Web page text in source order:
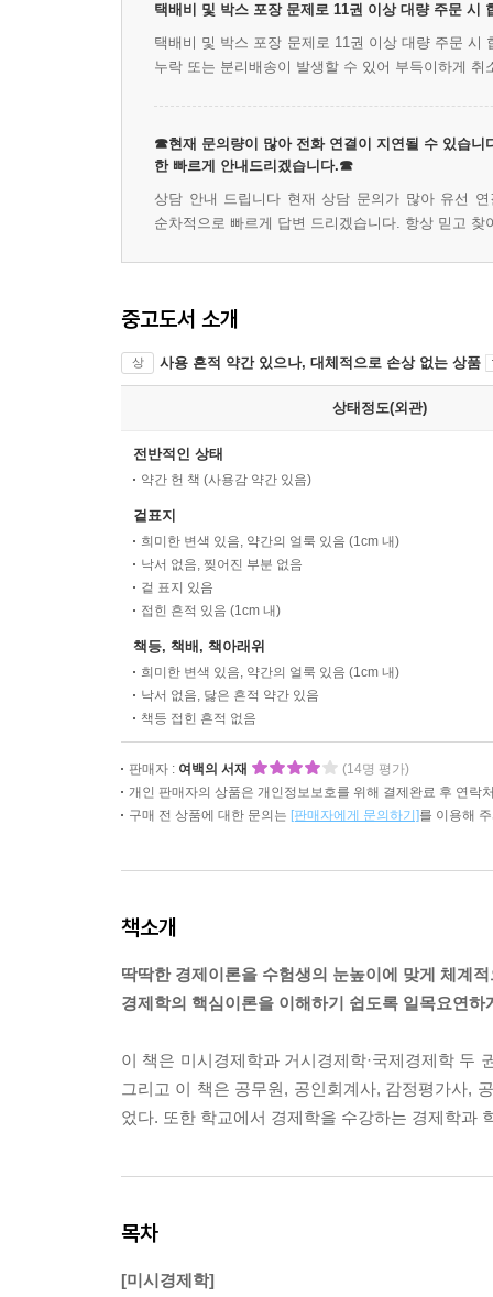
택배비 및 박스 포장 문제로 11권 이상 대량 주문 시
택배비 및 박스 포장 문제로 11권 이상 대량 주문
누락 또는 분리배송이 발생할 수 있어 부득이하게 취
☎현재 문의량이 많아 전화 연결이 지연될 수 있습니
한 빠르게 안내드리겠습니다.☎
상담 안내 드립니다 현재 상담 문의가 많아 유선
순차적으로 빠르게 답변 드리겠습니다. 항상 믿고
중고도서 소개
상 사용 흔적 약간 있으나, 대체적으로 손상 없는 상품
상태정도(외관)
전반적인 상태
약간 헌 책 (사용감 약간 있음)
겉표지
희미한 변색 있음, 약간의 얼룩 있음 (1cm 내)
낙서 없음, 찢어진 부분 없음
겉 표지 있음
접힌 흔적 있음 (1cm 내)
책등, 책배, 책아래위
희미한 변색 있음, 약간의 얼룩 있음 (1cm 내)
낙서 없음, 닳은 흔적 약간 있음
책등 접힌 흔적 없음
판매자 : 여백의 서재
(14명 평가)
개인 판매자의 상품은 개인정보보호를 위해 결제완료 후 연락
구매 전 상품에 대한 문의는 [판매자에게 문의하기]를 이용해
책소개
딱딱한 경제이론을 수험생의 눈높이에 맞게 체계
경제학의 핵심이론을 이해하기 쉽도록 일목요연하
이 책은 미시경제학과 거시경제학·국제경제학 두
그리고 이 책은 공무원, 공인회계사, 감정평가사,
었다. 또한 학교에서 경제학을 수강하는 경제학과
목차
[미시경제학]